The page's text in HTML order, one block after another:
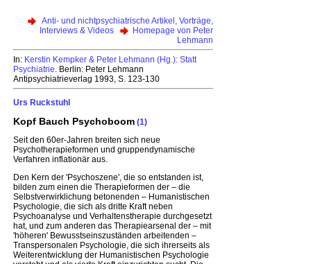
Anti- und nichtpsychiatrische Artikel, Vorträge,
Interviews & Videos
Homepage von Peter
Lehmann
In: Kerstin Kempker & Peter Lehmann (Hg.): Statt
Psychiatrie. Berlin: Peter Lehmann
Antipsychiatrieverlag 1993, S. 123-130
Urs Ruckstuhl
Kopf Bauch Psychoboom (1)
Seit den 60er-Jahren breiten sich neue
Psychotherapieformen und gruppendynamische
Verfahren inflationär aus.
Den Kern der 'Psychoszene', die so entstanden ist,
bilden zum einen die Therapieformen der – die
Selbstverwirklichung betonenden – Humanistischen
Psychologie, die sich als dritte Kraft neben
Psychoanalyse und Verhaltenstherapie durchgesetzt
hat, und zum anderen das Therapiearsenal der – mit
'höheren' Bewusstseinszuständen arbeitenden –
Transpersonalen Psychologie, die sich ihrerseits als
Weiterentwicklung der Humanistischen Psychologie